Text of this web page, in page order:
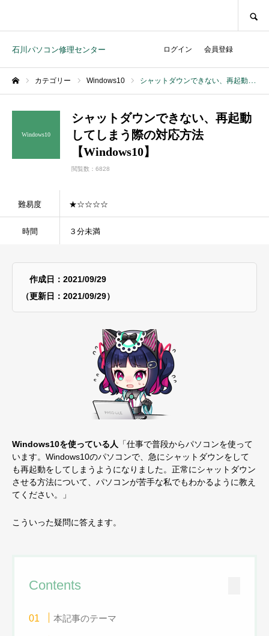
石川パソコン修理センター ログイン 会員登録
カテゴリー Windows10 シャットダウンできない、再起動してしまう際の対応方法【Windows10】
Windows10
シャットダウンできない、再起動
してしまう際の対応方法
【Windows10】
閲覧数：6828
難易度 ★☆☆☆☆
時間 ３分未満
作成日：2021/09/29
（更新日：2021/09/29）
Windows10を使っている人
「仕事で普段からパソコンを使って
います。Windows10のパソコンで、急にシャットダウンをして
も再起動をしてしまうようになりました。正常にシャットダウン
させる方法について、パソコンが苦手な私でもわかるように教え
てください。」
こういった疑問に答えます。
Contents
本記事のテーマ